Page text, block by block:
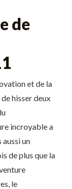
de
et de la
hisser deux
incroyable a
un
de plus que la
le